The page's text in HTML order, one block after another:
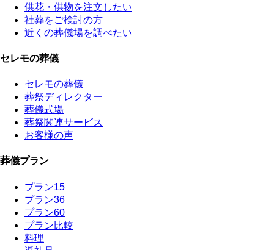
供花・供物を注文したい
社葬をご検討の方
近くの葬儀場を調べたい
セレモの葬儀
セレモの葬儀
葬祭ディレクター
葬儀式場
葬祭関連サービス
お客様の声
葬儀プラン
プラン15
プラン36
プラン60
プラン比較
料理